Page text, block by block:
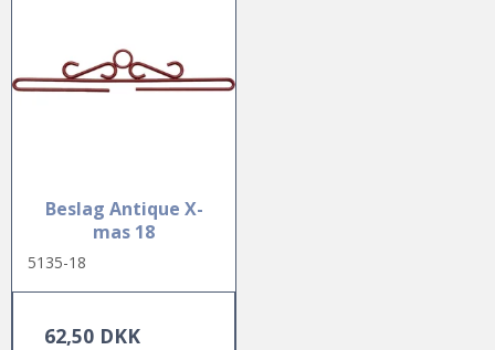
Beslag Antique X-
mas 18
5135-18
62,50 DKK